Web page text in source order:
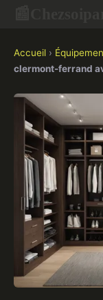
Accueil ›
clermont-ferrand